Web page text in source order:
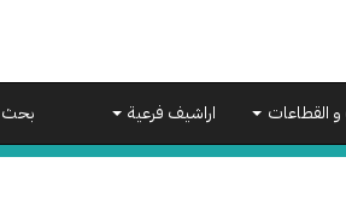
بحث
و القطاعات اراشيف فرعية